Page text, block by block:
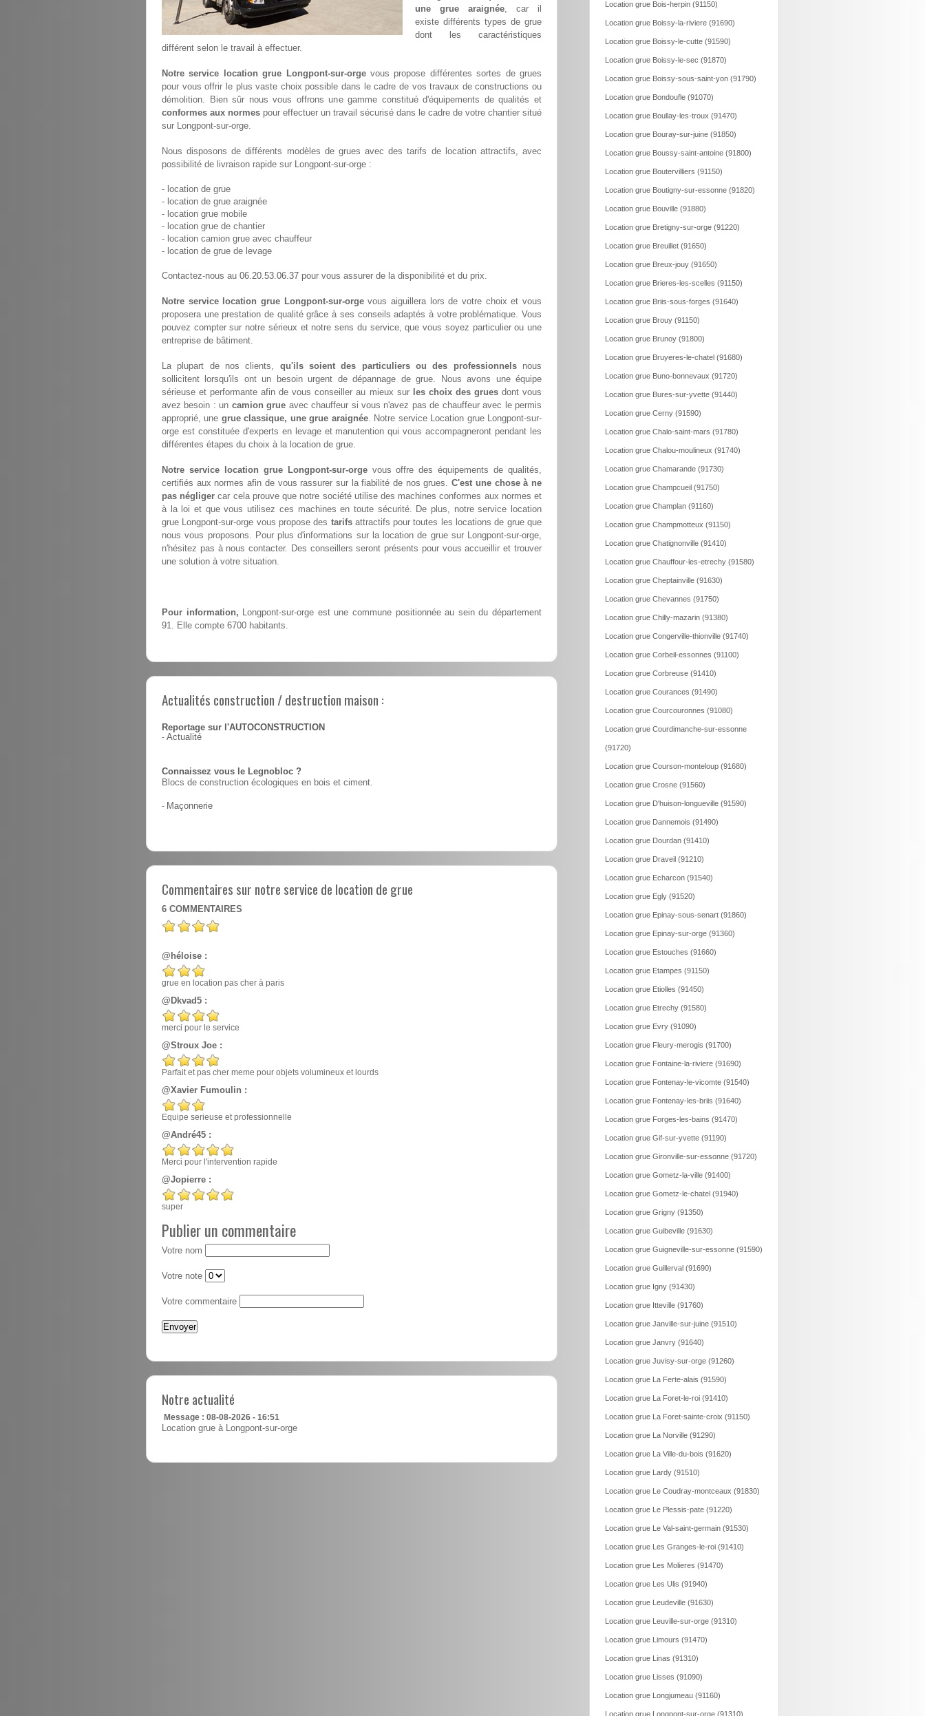
une grue araignée, car il
existe différents types de grue
dont les caractéristiques
différent selon le travail à effectuer.
Notre service location grue Longpont-sur-orgevous propose différentes sortes de grues
pour vous offrir le plus vaste choix possible dans le cadre de vos travaux de constructions ou
démolition. Bien sûr nous vous offrons une gamme constitué d'équipements de qualités et
conformes aux normes pour effectuer un travail sécurisé dans le cadre de votre chantier situé
sur Longpont-sur-orge.
Nous disposons de différents modèles de grues avec des tarifs de location attractifs, avec
possibilité de livraison rapide sur Longpont-sur-orge :
- location de grue
- location de grue araignée
- location grue mobile
- location grue de chantier
- location camion grue avec chauffeur
- location de grue de levage
Contactez-nous au 06.20.53.06.37 pour vous assurer de la disponibilité et du prix.
Notre service location grue Longpont-sur-orgevous aiguillera lors de votre choix et vous
proposera une prestation de qualité grâce à ses conseils adaptés à votre problématique. Vous
pouvez compter sur notre sérieux et notre sens du service, que vous soyez particulier ou une
entreprise de bâtiment.
La plupart de nos clients, qu'ils soient des particuliers ou des professionnelsnous
sollicitent lorsqu'ils ont un besoin urgent de dépannage de grue. Nous avons une équipe
sérieuse et performante afin de vous conseiller au mieux sur les choix des gruesdont vous
avez besoin : un camion grue avec chauffeur si vous n'avez pas de chauffeur avec le permis
approprié, une grue classique, une grue araignée. Notre service Location grue Longpont-sur-
orge est constituée d'experts en levage et manutention qui vous accompagneront pendant les
différentes étapes du choix à la location de grue.
Notre service location grue Longpont-sur-orgevous offre des équipements de qualités,
certifiés aux normes afin de vous rassurer sur la fiabilité de nos grues.C'est une chose à ne
pas négliger car cela prouve que notre société utilise des machines conformes aux normes et
à la loi et que vous utilisez ces machines en toute sécurité. De plus, notre service location
grue Longpont-sur-orge vous propose des tarifsattractifs pour toutes les locations de grue que
nous vous proposons. Pour plus d'informations sur la location de grue sur Longpont-sur-orge,
n'hésitez pas à nous contacter. Des conseillers seront présents pour vous accueillir et trouver
une solution à votre situation.
Pour information, Longpont-sur-orge est une commune positionnée au sein du département
91. Elle compte 6700 habitants.
Actualités construction / destruction maison :
Reportage sur l'AUTOCONSTRUCTION
- Actualité
Connaissez vous le Legnobloc ?
Blocs de construction écologiques en bois et ciment.
- Maçonnerie
Commentaires sur notre service de location de grue
6 COMMENTAIRES
@héloise :
grue en location pas cher à paris
@Dkvad5 :
merci pour le service
@Stroux Joe :
Parfait et pas cher meme pour objets volumineux et lourds
@Xavier Fumoulin :
Equipe serieuse et professionnelle
@André45 :
Merci pour l'intervention rapide
@Jopierre :
super
Publier un commentaire
Votre nom
Votre note
Votre commentaire
Notre actualité
Message : 08-08-2026 - 16:51
Location grue à Longpont-sur-orge
Location grue Bois-herpin (91150)
Location grue Boissy-la-riviere (91690)
Location grue Boissy-le-cutte (91590)
Location grue Boissy-le-sec (91870)
Location grue Boissy-sous-saint-yon (91790)
Location grue Bondoufle (91070)
Location grue Boullay-les-troux (91470)
Location grue Bouray-sur-juine (91850)
Location grue Boussy-saint-antoine (91800)
Location grue Boutervilliers (91150)
Location grue Boutigny-sur-essonne (91820)
Location grue Bouville (91880)
Location grue Bretigny-sur-orge (91220)
Location grue Breuillet (91650)
Location grue Breux-jouy (91650)
Location grue Brieres-les-scelles (91150)
Location grue Briis-sous-forges (91640)
Location grue Brouy (91150)
Location grue Brunoy (91800)
Location grue Bruyeres-le-chatel (91680)
Location grue Buno-bonnevaux (91720)
Location grue Bures-sur-yvette (91440)
Location grue Cerny (91590)
Location grue Chalo-saint-mars (91780)
Location grue Chalou-moulineux (91740)
Location grue Chamarande (91730)
Location grue Champcueil (91750)
Location grue Champlan (91160)
Location grue Champmotteux (91150)
Location grue Chatignonville (91410)
Location grue Chauffour-les-etrechy (91580)
Location grue Cheptainville (91630)
Location grue Chevannes (91750)
Location grue Chilly-mazarin (91380)
Location grue Congerville-thionville (91740)
Location grue Corbeil-essonnes (91100)
Location grue Corbreuse (91410)
Location grue Courances (91490)
Location grue Courcouronnes (91080)
Location grue Courdimanche-sur-essonne
(91720)
Location grue Courson-monteloup (91680)
Location grue Crosne (91560)
Location grue D'huison-longueville (91590)
Location grue Dannemois (91490)
Location grue Dourdan (91410)
Location grue Draveil (91210)
Location grue Echarcon (91540)
Location grue Egly (91520)
Location grue Epinay-sous-senart (91860)
Location grue Epinay-sur-orge (91360)
Location grue Estouches (91660)
Location grue Etampes (91150)
Location grue Etiolles (91450)
Location grue Etrechy (91580)
Location grue Evry (91090)
Location grue Fleury-merogis (91700)
Location grue Fontaine-la-riviere (91690)
Location grue Fontenay-le-vicomte (91540)
Location grue Fontenay-les-briis (91640)
Location grue Forges-les-bains (91470)
Location grue Gif-sur-yvette (91190)
Location grue Gironville-sur-essonne (91720)
Location grue Gometz-la-ville (91400)
Location grue Gometz-le-chatel (91940)
Location grue Grigny (91350)
Location grue Guibeville (91630)
Location grue Guigneville-sur-essonne (91590)
Location grue Guillerval (91690)
Location grue Igny (91430)
Location grue Itteville (91760)
Location grue Janville-sur-juine (91510)
Location grue Janvry (91640)
Location grue Juvisy-sur-orge (91260)
Location grue La Ferte-alais (91590)
Location grue La Foret-le-roi (91410)
Location grue La Foret-sainte-croix (91150)
Location grue La Norville (91290)
Location grue La Ville-du-bois (91620)
Location grue Lardy (91510)
Location grue Le Coudray-montceaux (91830)
Location grue Le Plessis-pate (91220)
Location grue Le Val-saint-germain (91530)
Location grue Les Granges-le-roi (91410)
Location grue Les Molieres (91470)
Location grue Les Ulis (91940)
Location grue Leudeville (91630)
Location grue Leuville-sur-orge (91310)
Location grue Limours (91470)
Location grue Linas (91310)
Location grue Lisses (91090)
Location grue Longjumeau (91160)
Location grue Longpont-sur-orge (91310)